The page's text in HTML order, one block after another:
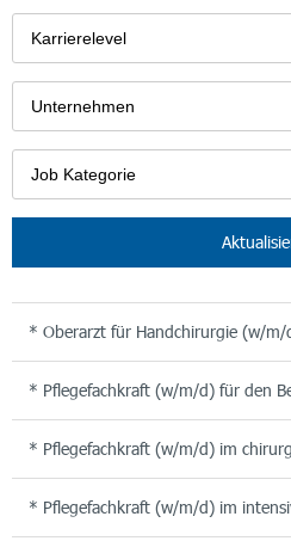
Karrierelevel
Unternehmen
Job Kategorie
* Oberarzt für Handchirurgie (w/m/
* Pflegefachkraft (w/m/d) für den
* Pflegefachkraft (w/m/d) im
* Pflegefachkraft (w/m/d) im